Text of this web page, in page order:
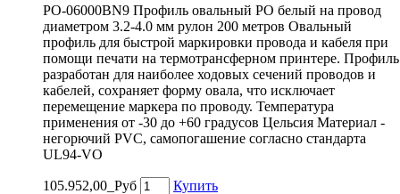
PO-06000BN9 Профиль овальный PO белый на провод
диаметром 3.2-4.0 мм рулон 200 метров Овальный
профиль для быстрой маркировки провода и кабеля при
помощи печати на термотрансферном принтере. Профиль
разработан для наиболее ходовых сечений проводов и
кабелей, сохраняет форму овала, что исключает
перемещение маркера по проводу. Температура
применения от -30 до +60 градусов Цельсия Материал -
негорючий PVC, самопогашение согласно стандарта
UL94-VO
105.952,00_Руб
Купить